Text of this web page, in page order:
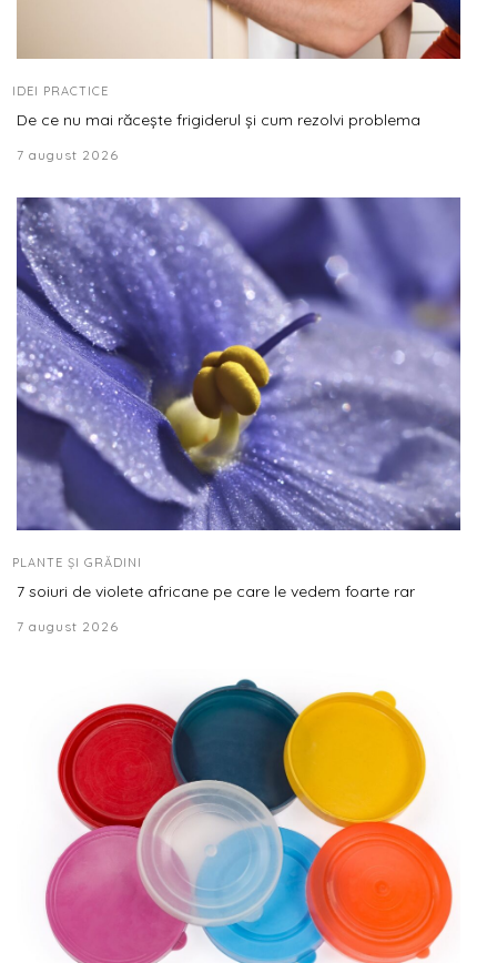
IDEI PRACTICE
De ce nu mai răcește frigiderul și cum rezolvi problema
7 august 2026
PLANTE ȘI GRĂDINI
7 soiuri de violete africane pe care le vedem foarte rar
7 august 2026